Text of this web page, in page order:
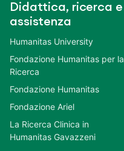
Didattica, ricerca e
assistenza
Humanitas University
Fondazione Humanitas per la
Ricerca
Fondazione Humanitas
Fondazione Ariel
La Ricerca Clinica in
Humanitas Gavazzeni